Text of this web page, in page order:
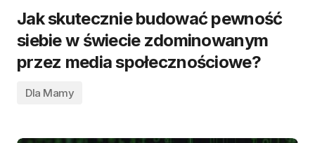
Jak skutecznie budować pewność
siebie w świecie zdominowanym
przez media społecznościowe?
Dla Mamy